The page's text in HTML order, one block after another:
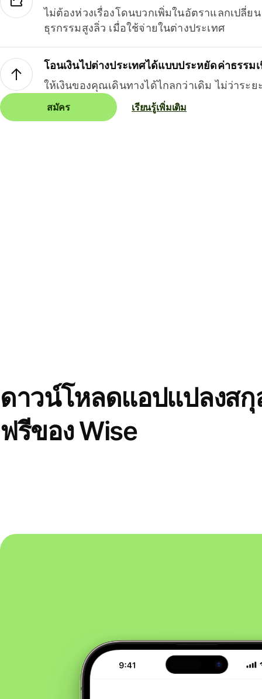
ไม่ต้องห่วงเรื่องโดนบวกเพิ่มในอัตราแลกเปลี่ย
ธุรกรรมสูงลิ่ว เมื่อใช้จ่ายในต่างประเทศ
โอนเงินไปต่างประเทศได้แบบประหยัดค่าธรรม
ให้เงินของคุณเดินทางได้ไกลกว่าเดิม ไม่ว่าระย
สมัคร เรียนรู้เพิ่มเติม
ดาวน์โหลดแอปแปลงสกุ
ฟรีของ Wise